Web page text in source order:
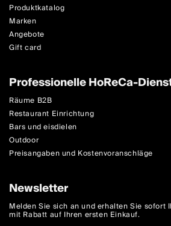
Produktkatalog
Marken
Angebote
Gift card
Professionelle HoReCa-
Räume B2B
Restaurant Einrichtung
Bars und eisdielen
Outdoor
Preisangaben und Kostenvoranschläge
Newsletter
Melden Sie sich an und erhalten Sie sofort
mit Rabatt auf Ihren ersten Einkauf.